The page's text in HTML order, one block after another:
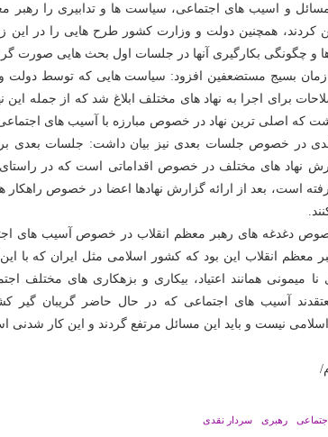
مسائل و اسیب های اجتماعی، سیاست ها و تدابیری را
کردند، همچنین دولت و وزارت کشور طرح هایی را در این
و چگونگی بکارگیری آنها در جلسات اول بحث هایی صورت
بسیج مستضعفین افزود: سیاست هایی که توسط دولت و
برای اجرا به نهاد های مختلف ابلاغ شد که از جمله این
که اصلی ترین نهاد در خصوص مبارزه با آسیب های
در خصوص جلسات بعدی نیز بیان داشت: جلسات بعدی
نهاد های مختلف در خصوص اقداماتی است که در
است، بعد از ارائه گزارش نهادها اعضا در خصوص راهکار
دغدغه های رهبر معظم انقلاب در خصوص آسیب های
معظم انقلاب این بود که کشور اسلامی مثل ایران که با این
نا میمونی همانند اعتیاد، بیکاری و بزهکاری های مختلف
معتقدند آسیب های اجتماعی که در حال حاضر گریبان
نیست و باید این مسائل مرتفع گردند و این کار شدنی
رهبری سردار نقدی